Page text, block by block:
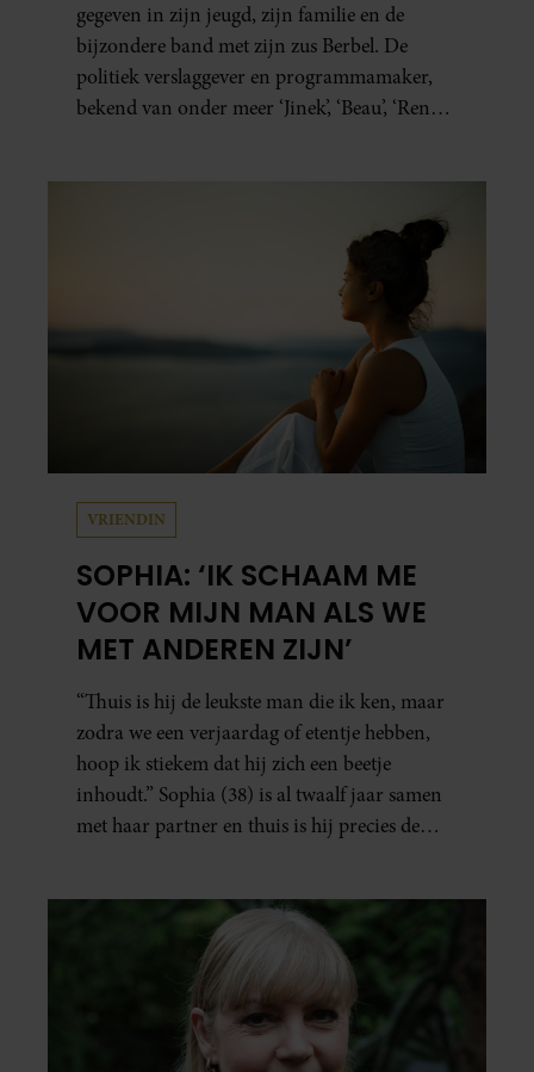
gegeven in zijn jeugd, zijn familie en de
bijzondere band met zijn zus Berbel. De
politiek verslaggever en programmamaker,
bekend van onder meer ‘Jinek’, ‘Beau’, ‘Renze’,
VRIENDIN
SOPHIA: ‘IK SCHAAM ME
VOOR MIJN MAN ALS WE
MET ANDEREN ZIJN’
“Thuis is hij de leukste man die ik ken, maar
zodra we een verjaardag of etentje hebben,
hoop ik stiekem dat hij zich een beetje
inhoudt.” Sophia (38) is al twaalf jaar samen
met haar partner en thuis is hij precies de
vaker schaamt zodra ze samen onder de